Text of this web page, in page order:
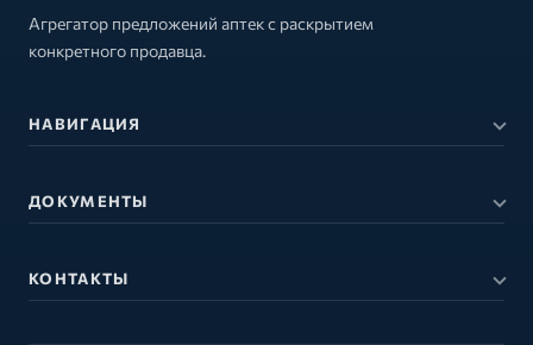
Агрегатор предложений аптек с раскрытием
конкретного продавца.
НАВИГАЦИЯ
ДОКУМЕНТЫ
КОНТАКТЫ